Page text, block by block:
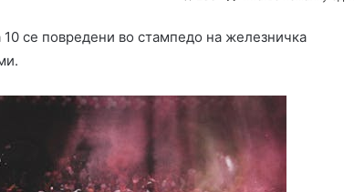
се повредени во стампедо на железничка